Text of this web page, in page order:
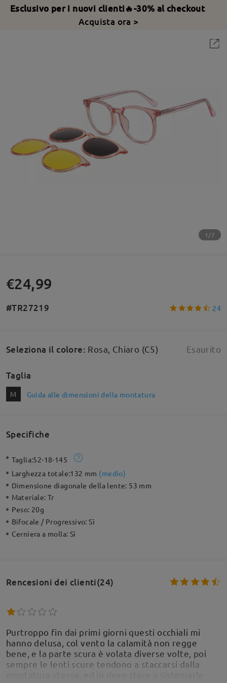
Esclusivo per i nuovi clienti🔥-30% al checkout
Acquista ora >
1/7
€24,99
#TR27219 24
Seleziona il colore: Rosa, Chiaro (C5) Esaurito
Taglia
M Guida alle dimensioni della montatura
Specifiche
Taglia:52-18-145
Larghezza totale:132 mm (medio)
Dimensione diagonale della lente: 53 mm
Materiale:Tr
Peso: 20g
Bifocale / Progressivo:Sì
Cerniera a molla: Sì
Rencesioni dei clienti(24)
Purtroppo fin dai primi giorni questi occhiali mi
hanno delusa, col vento la calamità non regge
bene, e la parte scura è volata diverse volte, poi
sempre le lenti scure tendono a staccarsi dalla